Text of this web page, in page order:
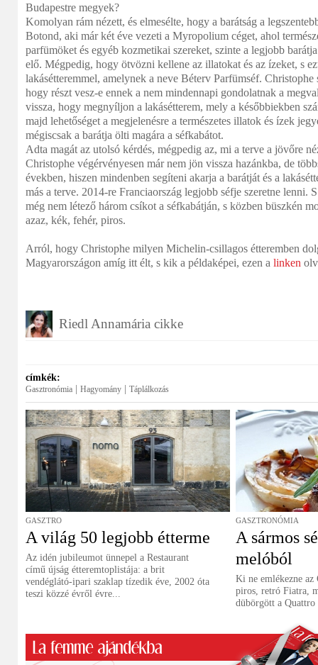
Budapestre megyek?
Komolyan rám nézett, és elmesélte, hogy a barátság a
Botond, aki már két éve vezeti a Myropolium céget, ahol
parfümöket és egyéb kozmetikai szereket, szinte a legjobb
elő. Mégpedig, hogy ötvözni kellene az illatokat és az ízeket, s
lakásétteremmel, amelynek a neve Béterv Parfümséf. Christophe
hogy részt vesz-e ennek a nem mindennapi gondolatnak a
vissza, hogy megnyíljon a lakásétterem, mely a későbbiekben
majd lehetőséget a megjelenésre a természetes illatok és ízek
mégiscsak a barátja ölti magára a séfkabátot.
Adta magát az utolsó kérdés, mégpedig az, mi a terve a jövőre
Christophe végérvényesen már nem jön vissza hazánkba, de
években, hiszen mindenben segíteni akarja a barátját és a
más a terve. 2014-re Franciaország legjobb séfje szeretne lenni.
még nem létező három csíkot a séfkabátján, s közben büszkén
azaz, kék, fehér, piros.
Arról, hogy Christophe milyen Michelin-csillagos étteremben
Magyarországon amíg itt élt, s kik a példaképei, ezen a linken
Riedl Annamária cikke
címkék:
Gasztronómia Hagyomány Táplálkozás
GASZTRO
A világ 50 legjobb étterme
Az idén jubileumot ünnepel a Restaurant
című újság étteremtoplistája: a brit
vendéglátó-ipari szaklap tízedik éve, 2002 óta
teszi közzé évről évre...
GASZTRONÓMIA
A sármos
melóból
Ki ne emlékezne az
piros, retró Fiatra,
dübörgött a